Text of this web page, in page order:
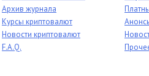
Архив журнала
Курсы криптовалют
Новости криптовалют
F.A.Q.